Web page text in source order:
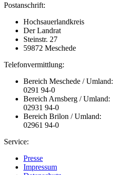
Postanschrift:
Hochsauerlandkreis
Der Landrat
Steinstr. 27
59872 Meschede
Telefonvermittlung:
Bereich Meschede / Umland:
0291 94-0
Bereich Arnsberg / Umland:
02931 94-0
Bereich Brilon / Umland:
02961 94-0
Service:
Presse
Impressum